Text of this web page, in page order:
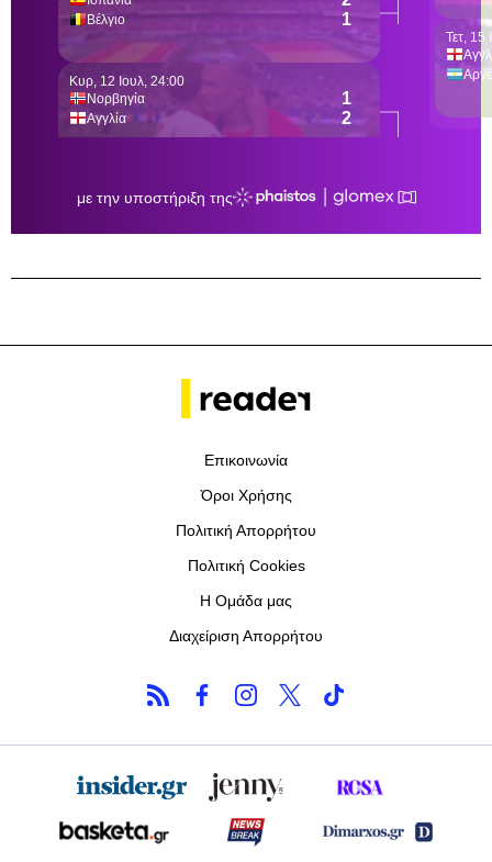
Επικοινωνία
Όροι Χρήσης
Πολιτική Απορρήτου
Πολιτική Cookies
Η Ομάδα μας
Διαχείριση Απορρήτου